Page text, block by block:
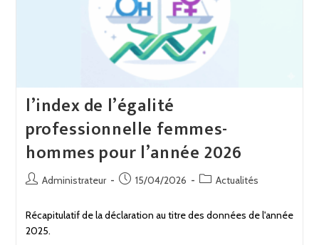
l’index de l’égalité
professionnelle femmes-
hommes pour l’année 2026
Administrateur 15/04/2026 Actualités
Récapitulatif de la déclaration au titre des données de l'année
2025.